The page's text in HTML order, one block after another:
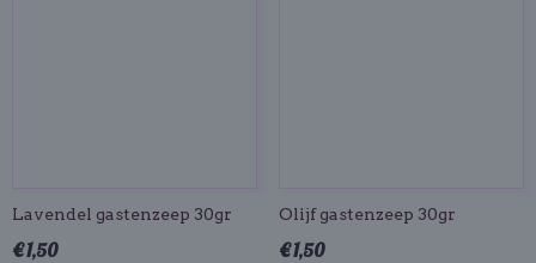
Lavendel gastenzeep 30gr
€ 1,50
Olijf gastenzeep 30gr
€ 1,50